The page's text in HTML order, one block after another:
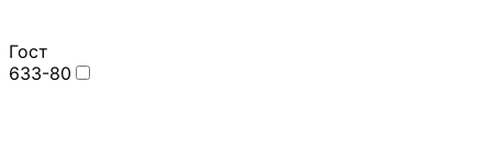
Гост
633-80